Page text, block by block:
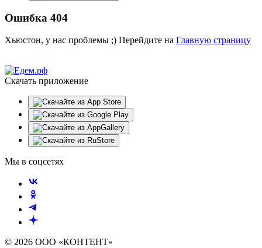
Ошибка 404
Хьюстон, у нас проблемы ;) Перейдите на Главную страницу
Скачать приложение
Мы в соцсетях
© 2026 ООО «КОНТЕНТ»